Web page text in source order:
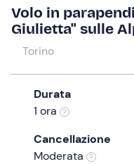
and
select
date.
Press
question
Volo in
Giulietta" sulle
Torino
Durata
1 ora
Cancellazione
Moderata